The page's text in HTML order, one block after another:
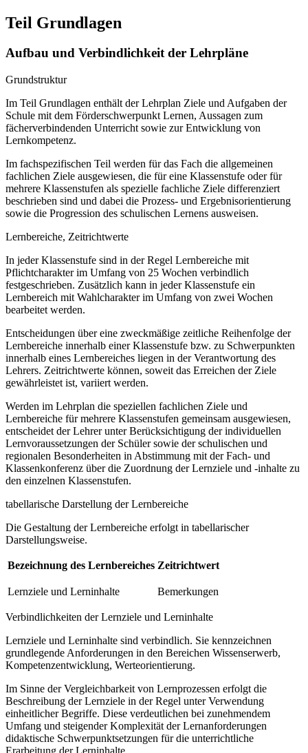
Teil Grundlagen
Aufbau und Verbindlichkeit der Lehrpläne
Grundstruktur
Im Teil Grundlagen enthält der Lehrplan Ziele und Aufgaben der
Schule mit dem Förderschwerpunkt Lernen, Aussagen zum
fächerverbindenden Unterricht sowie zur Entwicklung von
Lernkompetenz.
Im fachspezifischen Teil werden für das Fach die allgemeinen
fachlichen Ziele ausgewiesen, die für eine Klassenstufe oder für
mehrere Klassenstufen als spezielle fachliche Ziele differenziert
beschrieben sind und dabei die Prozess- und Ergebnisorientierung
sowie die Progression des schulischen Lernens ausweisen.
Lernbereiche, Zeitrichtwerte
In jeder Klassenstufe sind in der Regel Lernbereiche mit
Pflichtcharakter im Umfang von 25 Wochen verbindlich
festgeschrieben. Zusätzlich kann in jeder Klassenstufe ein
Lernbereich mit Wahlcharakter im Umfang von zwei Wochen
bearbeitet werden.
Entscheidungen über eine zweckmäßige zeitliche Reihenfolge der
Lernbereiche innerhalb einer Klassenstufe bzw. zu Schwerpunkten
innerhalb eines Lernbereiches liegen in der Verantwortung des
Lehrers. Zeitrichtwerte können, soweit das Erreichen der Ziele
gewährleistet ist, variiert werden.
Werden im Lehrplan die speziellen fachlichen Ziele und
Lernbereiche für mehrere Klassenstufen gemeinsam ausgewiesen,
entscheidet der Lehrer unter Berücksichtigung der individuellen
Lernvoraussetzungen der Schüler sowie der schulischen und
regionalen Besonderheiten in Abstimmung mit der Fach- und
Klassenkonferenz über die Zuordnung der Lernziele und -inhalte zu
den einzelnen Klassenstufen.
tabellarische Darstellung der Lernbereiche
Die Gestaltung der Lernbereiche erfolgt in tabellarischer
Darstellungsweise.
Bezeichnung des Lernbereiches Zeitrichtwert
Lernziele und Lerninhalte Bemerkungen
Verbindlichkeiten der Lernziele und Lerninhalte
Lernziele und Lerninhalte sind verbindlich. Sie kennzeichnen
grundlegende Anforderungen in den Bereichen Wissenserwerb,
Kompetenzentwicklung, Werteorientierung.
Im Sinne der Vergleichbarkeit von Lernprozessen erfolgt die
Beschreibung der Lernziele in der Regel unter Verwendung
einheitlicher Begriffe. Diese verdeutlichen bei zunehmendem
Umfang und steigender Komplexität der Lernanforderungen
didaktische Schwerpunktsetzungen für die unterrichtliche